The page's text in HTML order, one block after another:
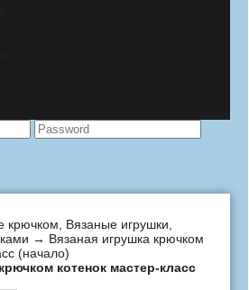
крючком Вязаные игрушки
→ Вязаная игрушка крючком
(начало)
котенок мастер-класс